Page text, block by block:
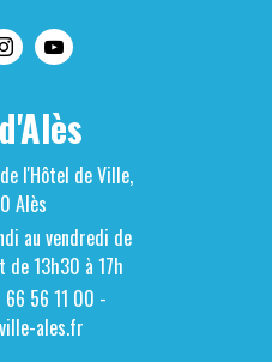
l'Hôtel de Ville,
Alès
au vendredi de
de 13h30 à 17h
66 56 11 00 -
ales.fr